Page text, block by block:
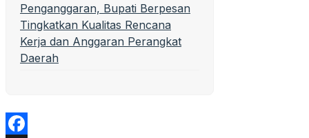
Penganggaran, Bupati Berpesan
Tingkatkan Kualitas Rencana
Kerja dan Anggaran Perangkat
Daerah